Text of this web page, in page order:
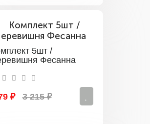
5шт /
Фесанна
₽ 3 215 ₽